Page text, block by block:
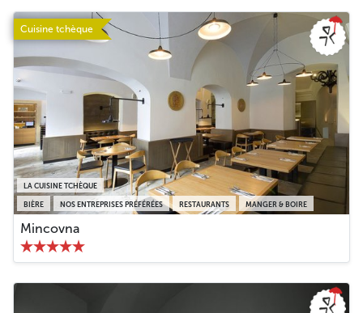
Cuisine tchèque
BIÈRE NOS ENTREPRISES PRÉFÉRÉES RESTAURANTS MANGER & BOIRE
LA CUISINE TCHÈQUE
Mincovna